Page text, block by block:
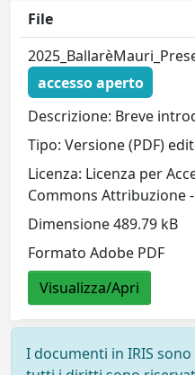
File
accesso aperto
Descrizione: Breve
Tipo: Versione (PDF)
Licenza: Licenza per
Commons Attribuzione
Dimensione 489.79 kB
Formato Adobe PDF
Visualizza/Apri
I documenti in IRIS